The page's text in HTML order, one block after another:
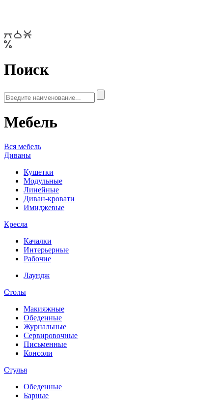
Поиск
Мебель
Вся мебель
Диваны
Кушетки
Модульные
Линейные
Диван-кровати
Имиджевые
Кресла
Качалки
Интерьерные
Рабочие
Лаундж
Столы
Макияжные
Обеденные
Журнальные
Сервировочные
Письменные
Консоли
Стулья
Обеденные
Барные